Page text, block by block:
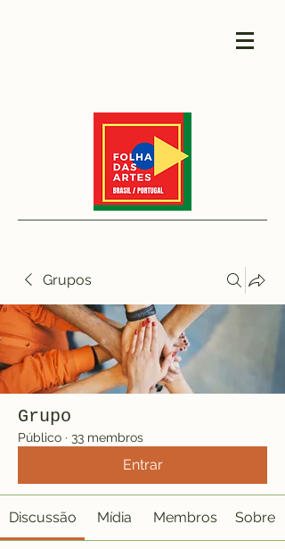
Grupos
Grupo
Público · 33 membros
Entrar
Discussão Mídia Membros Sobre